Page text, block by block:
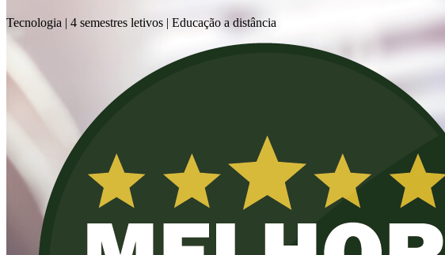
Tecnologia | 4 semestres letivos | Educação a distância